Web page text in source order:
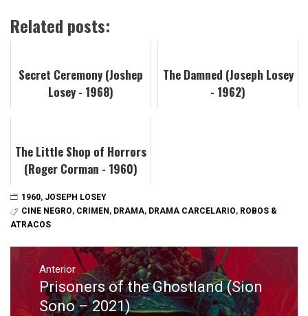
Related posts:
Secret Ceremony (Joshep
Losey - 1968)
The Damned (Joseph Losey
- 1962)
The Little Shop of Horrors
(Roger Corman - 1960)
1960, JOSEPH LOSEY
CINE NEGRO, CRIMEN , DRAMA, DRAMA CARCELARIO, ROBOS &
ATRACOS
Navegación
entradas
Anterior
Entrada
anterior:
Prisoners of the Ghostland (Sion
Sono – 2021)